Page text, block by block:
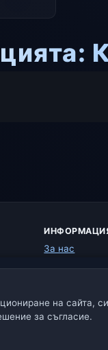
За нас
Как
на сайта,
за съгласие.